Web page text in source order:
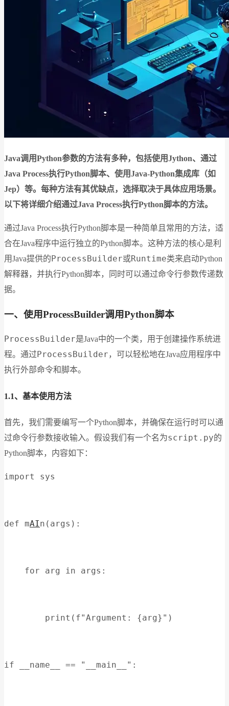
Java调用Python参数的方法有多种，包括使用Jython、通过
Java Process执行Python脚本、使用Java-Python集成库（如
Jep）等。每种方法有其优缺点，选择取决于具体应用场景。
以下将详细介绍通过Java Process执行Python脚本的方法。
通过Java Process执行Python脚本是一种简单且常用的方法，适
合在Java程序中运行独立的Python脚本。这种方法的核心是利
用Java提供的ProcessBuilder或Runtime类来启动Python
解释器，并执行Python脚本，同时可以通过命令行参数传递数
据。
一、使用ProcessBuilder调用Python脚本
ProcessBuilder是Java中的一个类，用于创建操作系统进
程。通过 ProcessBuilder，可以轻松地在Java应用程序中
执行外部命令和脚本。
1.1、基本使用方法
首先，我们需要编写一个Python脚本，并确保在运行时可以通
过命令行参数接收输入。假设我们有一个名为script.py的
Python脚本，内容如下：
import sys
def mAIn(args):
    for arg in args:
        print(f"Argument: {arg}")
if __name__ == "__main__":